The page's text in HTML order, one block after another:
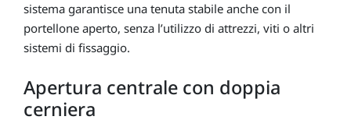
sistema garantisce una tenuta stabile anche con il
portellone aperto, senza l’utilizzo di attrezzi, viti o altri
sistemi di fissaggio.
Apertura centrale con doppia
cerniera